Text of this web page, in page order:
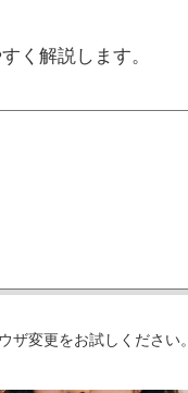
く解説します。
変更をお試しください。